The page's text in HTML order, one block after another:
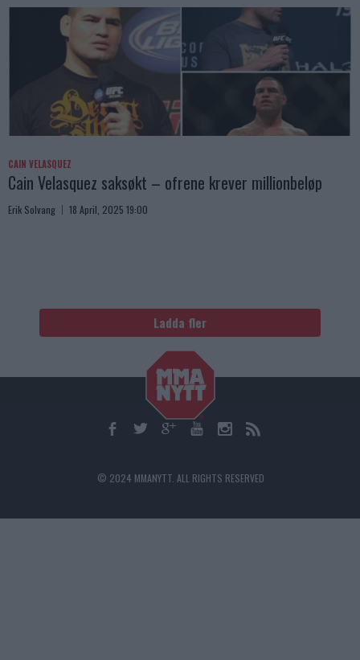
CAIN VELASQUEZ
Cain Velasquez saksøkt – ofrene krever millionbeløp
Erik Solvang 18 April, 2025 19:00
Ladda fler
© 2024 MMANYTT. ALL RIGHTS RESERVED